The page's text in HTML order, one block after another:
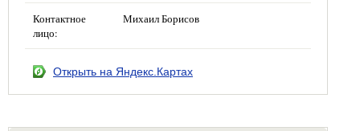
Контактное
лицо:
Михаил Борисов
Открыть на Яндекс.Картах